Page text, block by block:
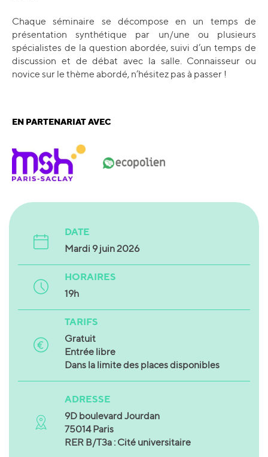
Chaque séminaire se décompose en un temps de
présentation synthétique par un/une ou plusieurs
spécialistes de la question abordée, suivi d’un temps de
discussion et de débat avec la salle. Connaisseur ou
novice sur le thème abordé, n’hésitez pas à passer !
EN PARTENARIAT AVEC
DATE
Mardi 9 juin 2026
HORAIRES
19h
TARIFS
Gratuit
Entrée libre
Dans la limite des places disponibles
ADRESSE
9D boulevard Jourdan
75014 Paris
RER B/T3a : Cité universitaire